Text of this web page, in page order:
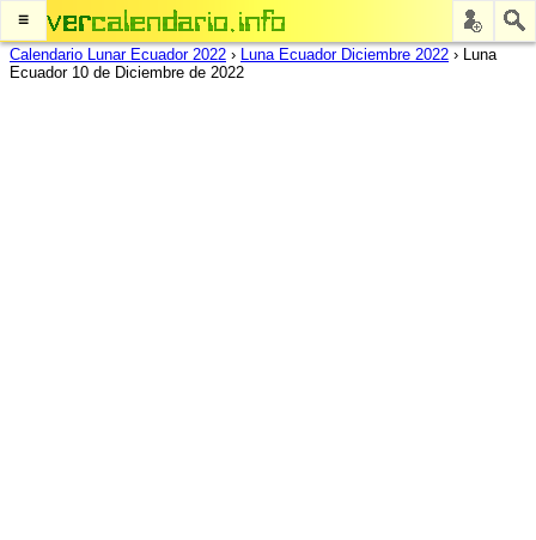
≡
Calendario Lunar Ecuador 2022 › Luna Ecuador Diciembre 2022 › Luna
Ecuador 10 de Diciembre de 2022